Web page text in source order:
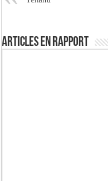
Articles en rapport